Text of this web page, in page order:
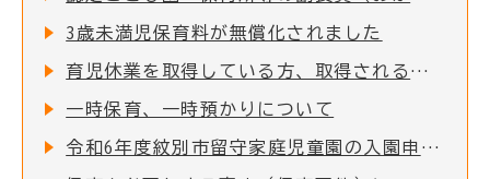
3歳未満児保育料が無償化されました
育児休業を取得している方、取得される方について
一時保育、一時預かりについて
令和6年度紋別市留守家庭児童園の入園申込受付を開始しました！